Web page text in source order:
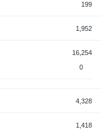
199
1,952
16,254
0
4,328
1,418